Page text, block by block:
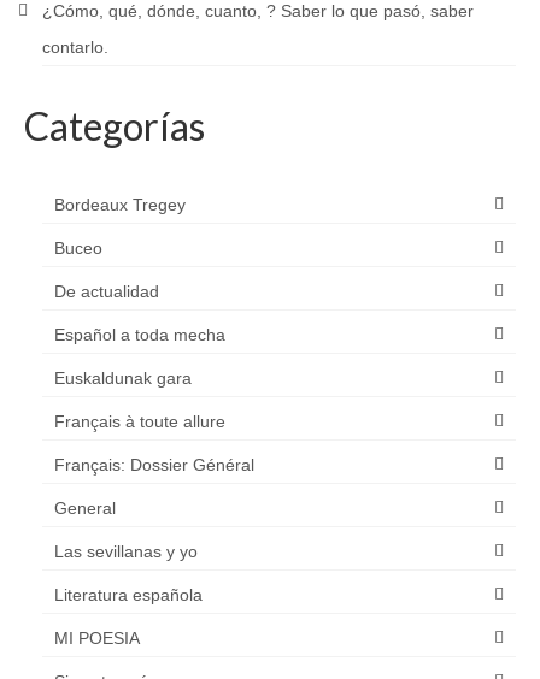
¿Cómo, qué, dónde, cuanto, ? Saber lo que pasó, saber
contarlo.
Categorías
Bordeaux Tregey
Buceo
De actualidad
Español a toda mecha
Euskaldunak gara
Français à toute allure
Français: Dossier Général
General
Las sevillanas y yo
Literatura española
MI POESIA